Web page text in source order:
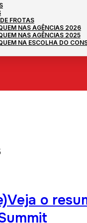
FROTAS
NAS AGÊNCIAS 2026
NAS AGÊNCIAS 2025
NA ESCOLHA DO
o